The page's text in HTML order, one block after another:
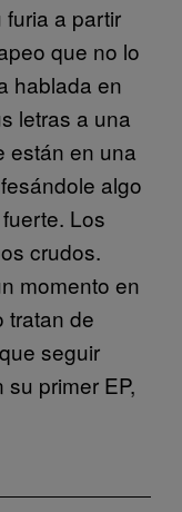
a partir
que no lo
hablada en
letras a una
están en una
algo
Los
crudos.
momento en
tratan de
seguir
primer EP,